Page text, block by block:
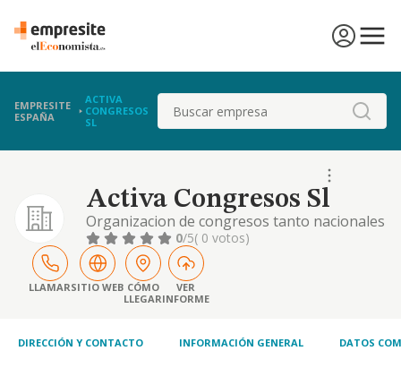
EMPRESITE
ESPAÑA
ACTIVA
CONGRESOS
SL
Buscar
Activa Congresos Sl
Organizacion de congresos tanto nacionales
como internacionales, prestacion de
servicios de publicidad, marketing y
relaciones publicas, asi como eventos y
cualquier acto que los clientes le pueden
encargar
0/5( 0 votos)
LLAMARSITIO WEB CÓMO
LLEGAR
VER
INFORME
DIRECCIÓN Y CONTACTO INFORMACIÓN GENERAL DATOS